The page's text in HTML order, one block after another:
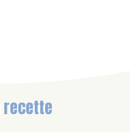
recette